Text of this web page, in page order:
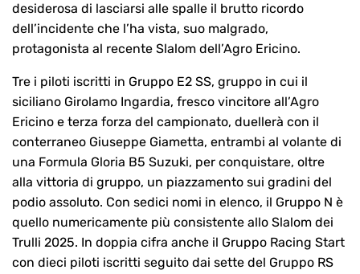
desiderosa di lasciarsi alle spalle il brutto ricordo
dell’incidente che l’ha vista, suo malgrado,
protagonista al recente Slalom dell’Agro Ericino.
Tre i piloti iscritti in Gruppo E2 SS, gruppo in cui il
siciliano Girolamo Ingardia, fresco vincitore all’Agro
Ericino e terza forza del campionato, duellerà con il
conterraneo Giuseppe Giametta, entrambi al volante di
una Formula Gloria B5 Suzuki, per conquistare, oltre
alla vittoria di gruppo, un piazzamento sui gradini del
podio assoluto. Con sedici nomi in elenco, il Gruppo N è
quello numericamente più consistente allo Slalom dei
Trulli 2025. In doppia cifra anche il Gruppo Racing Start
con dieci piloti iscritti seguito dai sette del Gruppo RS